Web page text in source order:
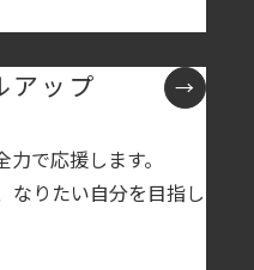
アップ
で応援します。
なりたい自分を目指し